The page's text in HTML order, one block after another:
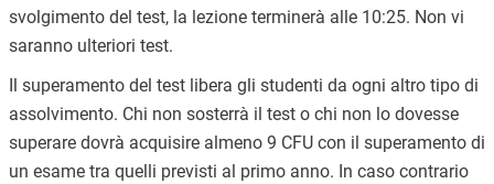
svolgimento del test, la lezione terminerà alle 10:25. Non vi
saranno ulteriori test.
Il superamento del test libera gli studenti da ogni altro tipo di
assolvimento. Chi non sosterrà il test o chi non lo dovesse
superare dovrà acquisire almeno 9 CFU con il superamento di
un esame tra quelli previsti al primo anno. In caso contrario